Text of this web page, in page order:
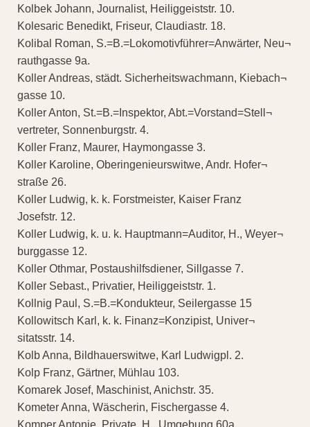
Kolbek Johann, Journalist, Heiliggeiststr. 10.
Kolesaric Benedikt, Friseur, Claudiastr. 18.
Kolibal Roman, S.=B.=Lokomotivführer=Anwärter, Neu¬
rauthgasse 9a.
Koller Andreas, städt. Sicherheitswachmann, Kiebach¬
gasse 10.
Koller Anton, St.=B.=Inspektor, Abt.=Vorstand=Stell¬
vertreter, Sonnenburgstr. 4.
Koller Franz, Maurer, Haymongasse 3.
Koller Karoline, Oberingenieurswitwe, Andr. Hofer¬
straße 26.
Koller Ludwig, k. k. Forstmeister, Kaiser Franz
Josefstr. 12.
Koller Ludwig, k. u. k. Hauptmann=Auditor, H., Weyer¬
burggasse 12.
Koller Othmar, Postaushilfsdiener, Sillgasse 7.
Koller Sebast., Privatier, Heiliggeiststr. 1.
Kollnig Paul, S.=B.=Kondukteur, Seilergasse 15
Kollowitsch Karl, k. k. Finanz=Konzipist, Univer¬
sitatsstr. 14.
Kolb Anna, Bildhauerswitwe, Karl Ludwigpl. 2.
Kolp Franz, Gärtner, Mühlau 103.
Komarek Josef, Maschinist, Anichstr. 35.
Kometer Anna, Wäscherin, Fischergasse 4.
Komper Antonie, Private, H., Umgebung 60a.